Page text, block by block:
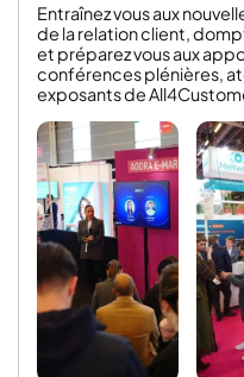
Entraînez vous aux
de la relation client,
et préparez vous aux
conférences plénières,
exposants de